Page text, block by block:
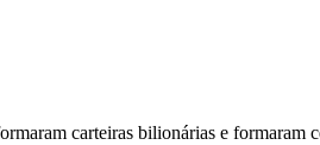
carteiras bilionárias e formaram